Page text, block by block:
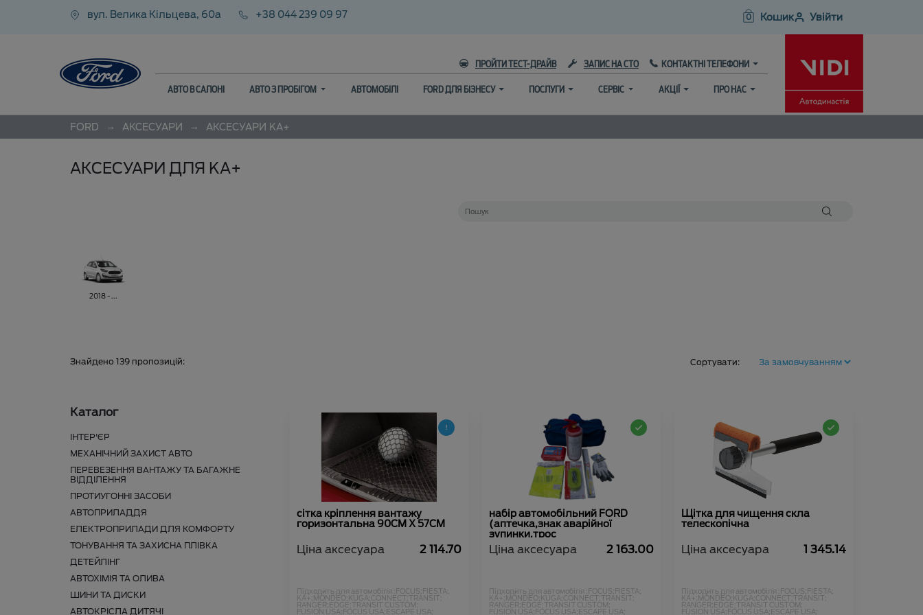
вул. Велика Кільцева, 60а +38 044 239 09 97 Увійти
0 Кошик
ПРОЙТИ ТЕСТ-ДРАЙВ ЗАПИС НА СТО КОНТАКТНІ ТЕЛЕФОНИ
АВТО В САЛОНІ АВТО З ПРОБІГОМ АВТОМОБІЛІ FORD ДЛЯ БІЗНЕСУ ПОСЛУГИ СЕРВІС АКЦІЇ ПРО НАС
FORD → АКСЕСУАРИ → АКСЕСУАРИ KA+
АКСЕСУАРИ ДЛЯ KA+
2018 - ...
Знайдено 139 пропозицій: Сортувати:
Каталог
ІНТЕР'ЄР
МЕХАНІЧНИЙ ЗАХИСТ АВТО
ПЕРЕВЕЗЕННЯ ВАНТАЖУ ТА БАГАЖНЕ
ВІДДІЛЕННЯ
ПРОТИУГОННІ ЗАСОБИ
АВТОПРИЛАДДЯ
ЕЛЕКТРОПРИЛАДИ ДЛЯ КОМФОРТУ
ТОНУВАННЯ ТА ЗАХИСНА ПЛІВКА
ДЕТЕЙЛІНГ
АВТОХІМІЯ ТА ОЛИВА
ШИНИ ТА ДИСКИ
АВТОКРІСЛА ДИТЯЧІ
сітка кріплення вантажу
горизонтальна 90CM X 57CM
Ціна аксесуара 2 114.70
Підходить для автомобіля :FOCUS;FIESTA;
KA+;MONDEO;KUGA;CONNECT;TRANSIT;
RANGER;EDGE;TRANSIT CUSTOM;
FUSION USA;FOCUS USA;ESCAPE USA;
набір автомобільний FORD
(аптечка,знак аварійної
зупинки,трос
буксир.,рукавиці,вогнегасник)
Ціна аксесуара 2 163.00
Підходить для автомобіля :FOCUS;FIESTA;
KA+;MONDEO;KUGA;CONNECT;TRANSIT;
RANGER;EDGE;TRANSIT CUSTOM;
FUSION USA;FOCUS USA;ESCAPE USA;
Щітка для чищення скла
телескопічна
Ціна аксесуара 1 345.14
Підходить для автомобіля :FOCUS;FIESTA;
KA+;MONDEO;KUGA;CONNECT;TRANSIT;
RANGER;EDGE;TRANSIT CUSTOM;
FUSION USA;FOCUS USA;ESCAPE USA;